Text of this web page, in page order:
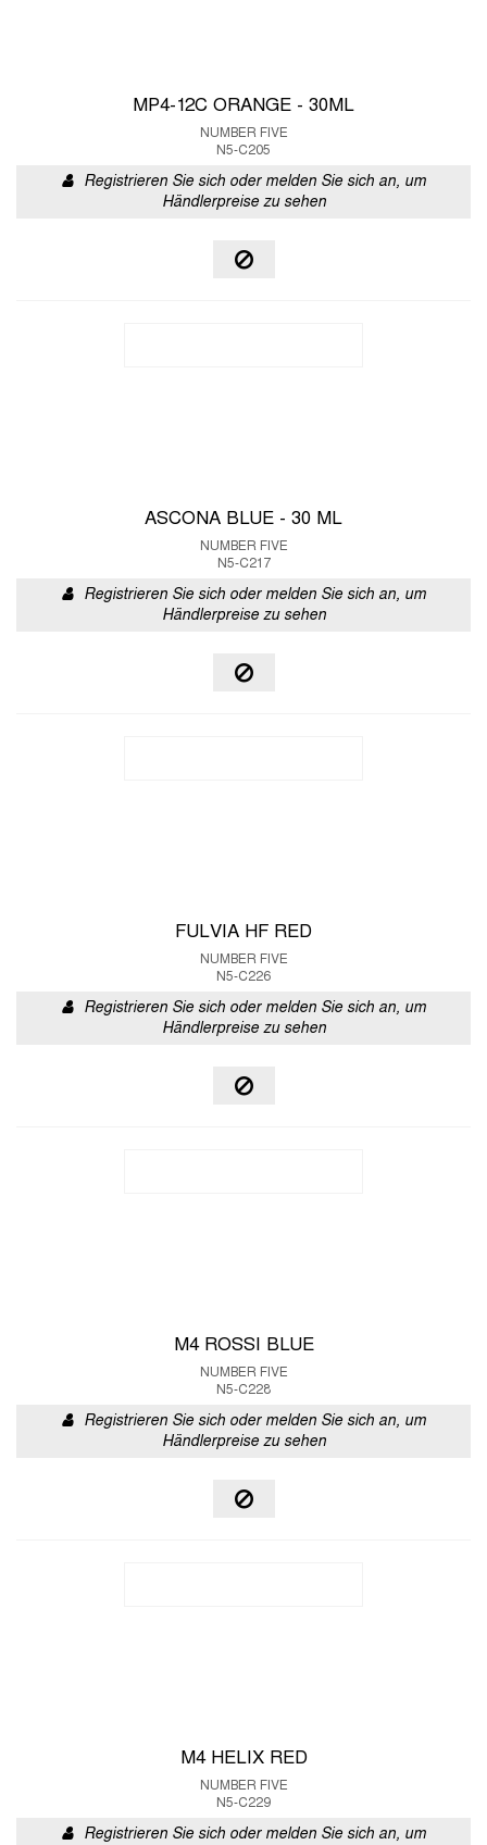
MP4-12C ORANGE - 30ML
NUMBER FIVE
N5-C205
Registrieren Sie sich oder melden Sie sich an, um
Händlerpreise zu sehen
ASCONA BLUE - 30 ML
NUMBER FIVE
N5-C217
Registrieren Sie sich oder melden Sie sich an, um
Händlerpreise zu sehen
FULVIA HF RED
NUMBER FIVE
N5-C226
Registrieren Sie sich oder melden Sie sich an, um
Händlerpreise zu sehen
M4 ROSSI BLUE
NUMBER FIVE
N5-C228
Registrieren Sie sich oder melden Sie sich an, um
Händlerpreise zu sehen
M4 HELIX RED
NUMBER FIVE
N5-C229
Registrieren Sie sich oder melden Sie sich an, um